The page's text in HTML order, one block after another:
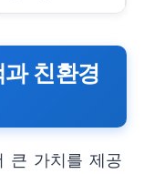
친환경
큰 가치를 제공